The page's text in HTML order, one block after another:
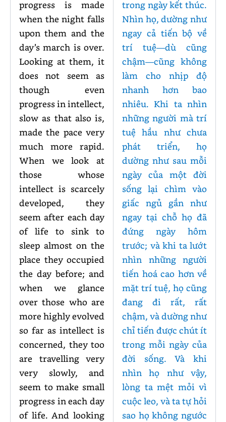
progress is made
when the night falls
upon them and the
day’s march is over.
Looking at them, it
does not seem as
though even
progress in intellect,
slow as that also is,
made the pace very
much more rapid.
When we look at
those whose
intellect is scarcely
developed, they
seem after each day
of life to sink to
sleep almost on the
place they occupied
the day before; and
when we glance
over those who are
more highly evolved
so far as intellect is
concerned, they too
are travelling very
very slowly, and
seem to make small
progress in each day
of life. And looking
trong ngày kết thúc.
Nhìn họ, dường như
ngay cả tiến bộ về
trí tuệ—dù cũng
chậm—cũng không
làm cho nhịp độ
nhanh hơn bao
nhiêu. Khi ta nhìn
những người mà trí
tuệ hầu như chưa
phát triển, họ
dường như sau mỗi
ngày của một đời
sống lại chìm vào
giấc ngủ gần như
ngay tại chỗ họ đã
đứng ngày hôm
trước; và khi ta lướt
nhìn những người
tiến hoá cao hơn về
mặt trí tuệ, họ cũng
đang đi rất, rất
chậm, và dường như
chỉ tiến được chút ít
trong mỗi ngày của
đời sống. Và khi
nhìn họ như vậy,
lòng ta mệt mỏi vì
cuộc leo, và ta tự hỏi
sao họ không ngước